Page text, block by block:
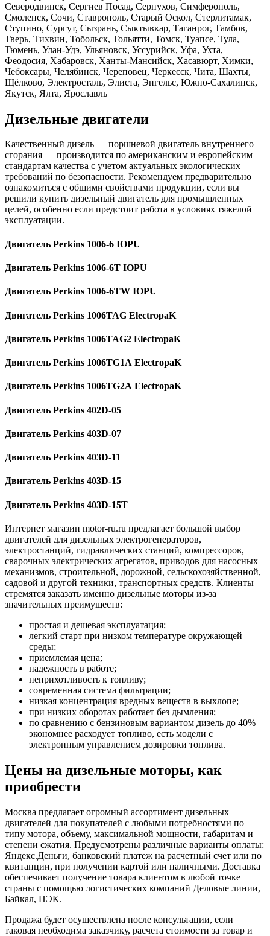
Северодвинск, Сергиев Посад, Серпухов, Симферополь,
Смоленск, Сочи, Ставрополь, Старый Оскол, Стерлитамак,
Ступино, Сургут, Сызрань, Сыктывкар, Таганрог, Тамбов,
Тверь, Тихвин, Тобольск, Тольятти, Томск, Туапсе, Тула,
Тюмень, Улан-Удэ, Ульяновск, Уссурийск, Уфа, Ухта,
Феодосия, Хабаровск, Ханты-Мансийск, Хасавюрт, Химки,
Чебоксары, Челябинск, Череповец, Черкесск, Чита, Шахты,
Щёлково, Электросталь, Элиста, Энгельс, Южно-Сахалинск,
Якутск, Ялта, Ярославль
Дизельные двигатели
Качественный дизель — поршневой двигатель внутреннего
сгорания — производится по американским и европейским
стандартам качества с учетом актуальных экологических
требований по безопасности. Рекомендуем предварительно
ознакомиться с общими свойствами продукции, если вы
решили купить дизельный двигатель для промышленных
целей, особенно если предстоит работа в условиях тяжелой
эксплуатации.
Двигатель Perkins 1006-6 IOPU
Двигатель Perkins 1006-6T IOPU
Двигатель Perkins 1006-6TW IOPU
Двигатель Perkins 1006TAG ElectropaK
Двигатель Perkins 1006TAG2 ElectropaK
Двигатель Perkins 1006TG1А ElectropaK
Двигатель Perkins 1006TG2А ElectropaK
Двигатель Perkins 402D-05
Двигатель Perkins 403D-07
Двигатель Perkins 403D-11
Двигатель Perkins 403D-15
Двигатель Perkins 403D-15Т
Интернет магазин motor-ru.ru предлагает большой выбор
двигателей для дизельных электрогенераторов,
электростанций, гидравлических станций, компрессоров,
сварочных электрических агрегатов, приводов для насосных
механизмов, строительной, дорожной, сельскохозяйственной,
садовой и другой техники, транспортных средств. Клиенты
стремятся заказать именно дизельные моторы из-за
значительных преимуществ:
простая и дешевая эксплуатация;
легкий старт при низком температуре окружающей
среды;
приемлемая цена;
надежность в работе;
неприхотливость к топливу;
современная система фильтрации;
низкая концентрация вредных веществ в выхлопе;
при низких оборотах работает без дымления;
по сравнению с бензиновым вариантом дизель до 40%
экономнее расходует топливо, есть модели с
электронным управлением дозировки топлива.
Цены на дизельные моторы, как
приобрести
Москва предлагает огромный ассортимент дизельных
двигателей для покупателей с любыми потребностями по
типу мотора, объему, максимальной мощности, габаритам и
степени сжатия. Предусмотрены различные варианты оплаты:
Яндекс.Деньги, банковский платеж на расчетный счет или по
квитанции, при получении картой или наличными. Доставка
обеспечивает получение товара клиентом в любой точке
страны с помощью логистических компаний Деловые линии,
Байкал, ПЭК.
Продажа будет осуществлена после консультации, если
таковая необходима заказчику, расчета стоимости за товар и